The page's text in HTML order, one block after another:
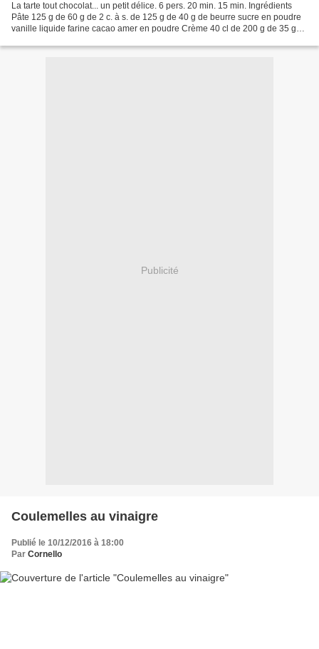
La tarte tout chocolat... un petit délice. 6 pers. 20 min. 15 min. Ingrédients
Pâte 125 g de 60 g de 2 c. à s. de 125 g de 40 g de beurre sucre en poudre
vanille liquide farine cacao amer en poudre Crème 40 cl de 200 g de 35 g
Publicité
Coulemelles au vinaigre
Publié le 10/12/2016 à 18:00
Par Cornello